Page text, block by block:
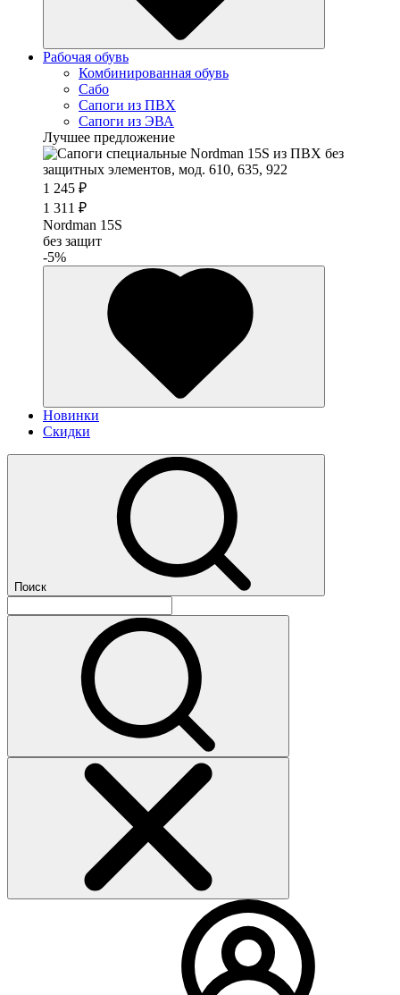
Рабочая обувь
Комбинированная обувь
Сабо
Сапоги из ПВХ
Сапоги из ЭВА
Лучшее предложение
1 245 ₽
1 311 ₽
Nordman 15S
без защит
-5%
Новинки
Скидки
Поиск